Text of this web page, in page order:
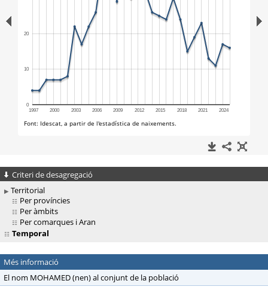
Criteri de desagregació
Territorial
Per províncies
Per àmbits
Per comarques i Aran
Temporal
Més informació
El nom MOHAMED (nen) al conjunt de la població